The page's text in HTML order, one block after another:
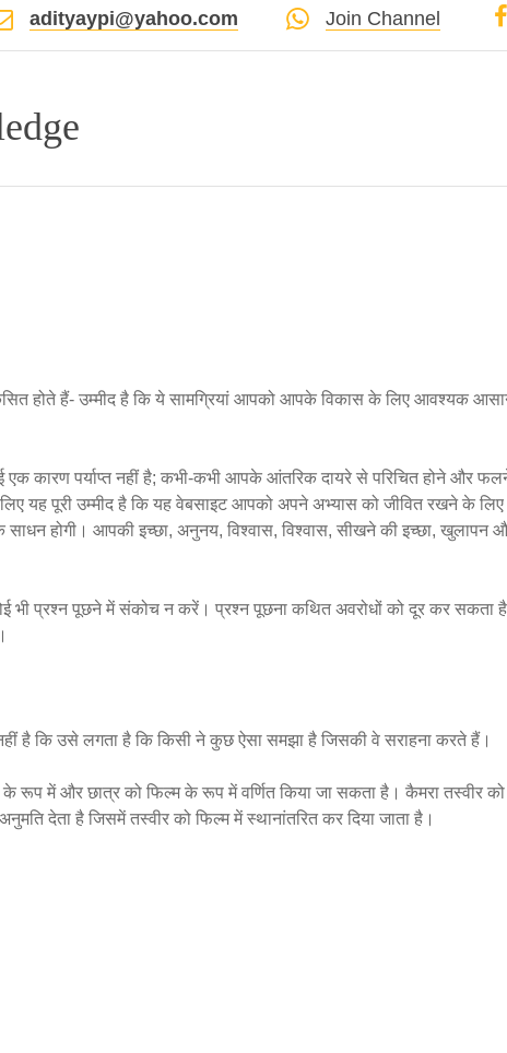
adityaypi@yahoo.com Join Channel
होते हैं- उम्मीद है कि ये सामग्रियां आपको आपके विकास के लिए आवश्यक
एक कारण पर्याप्त नहीं है; कभी-कभी आपके आंतरिक दायरे से परिचित होने और
यह पूरी उम्मीद है कि यह वेबसाइट आपको अपने अभ्यास को जीवित रखने के लिए
साधन होगी। आपकी इच्छा, अनुनय, विश्वास, विश्वास, सीखने की इच्छा, खुलापन
भी प्रश्न पूछने में संकोच न करें। प्रश्न पूछना कथित अवरोधों को दूर कर
है कि उसे लगता है कि किसी ने कुछ ऐसा समझा है जिसकी वे सराहना करते हैं।
रूप में और छात्र को फिल्म के रूप में वर्णित किया जा सकता है। कैमरा तस्वीर को
देता है जिसमें तस्वीर को फिल्म में स्थानांतरित कर दिया जाता है।